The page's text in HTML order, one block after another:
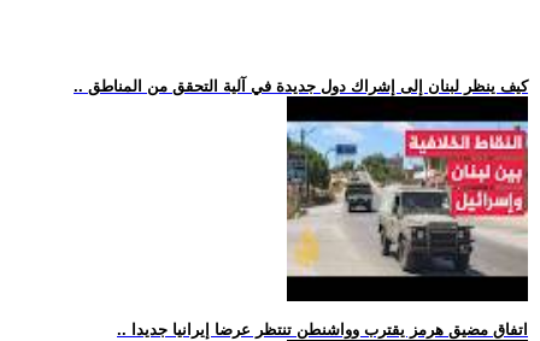
.. كيف ينظر لبنان إلى إشراك دول جديدة في آلية التحقق من المناطق
.. اتفاق مضيق هرمز يقترب وواشنطن تنتظر عرضا إيرانيا جديدا